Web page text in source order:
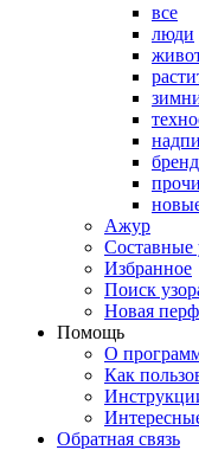
все
люди
Ажур
Составные
Избранное
Поиск
Новая
Помощь
О
Как
Обратная связь